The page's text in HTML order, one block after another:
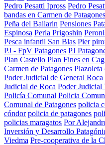
Pedro Pesatti Ipross Pedro
bandas en Carmen de Patagones
Peña del Bailarin Pensiones
Espinosa Perla Prigoshin
Pesca infantil San Blas Pier
PJ - FpV Patagones PJ
Plan Castello Plan Fines en
Carmen de Patagones Plazoleta
Poder Judicial de General Roca
Judicial de Roca Poder Judicial
Policía Comunal Policia
Comunal de Patagones policia
cóndor policia de patagones
policias maragatos Por
Inversión y Desarrollo
Viedma Pre-cooperativa de la